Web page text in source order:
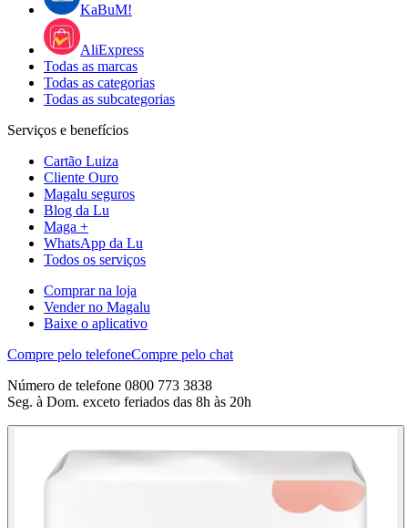
KaBuM!
AliExpress
Todas as marcas
Todas as categorias
Todas as subcategorias
Serviços e benefícios
Cartão Luiza
Cliente Ouro
Magalu seguros
Blog da Lu
Maga +
WhatsApp da Lu
Todos os serviços
Comprar na loja
Vender no Magalu
Baixe o aplicativo
Compre pelo telefoneCompre pelo chat
Número de telefone 0800 773 3838
Seg. à Dom. exceto feriados das 8h às 20h